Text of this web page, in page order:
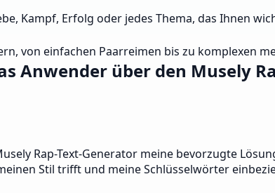
Kampf, Erfolg oder jedes Thema, das Ihnen
von einfachen Paarreimen bis zu komplexen
Anwender über den Musely
Rap-Text-Generator meine bevorzugte
Stil trifft und meine Schlüsselwörter